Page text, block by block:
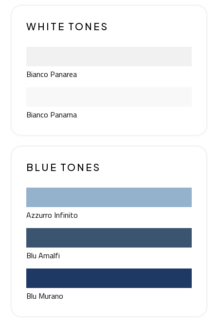
WHITE TONES
Bianco Panarea
Bianco Panama
BLUE TONES
Azzurro Infinito
Blu Amalfi
Blu Murano